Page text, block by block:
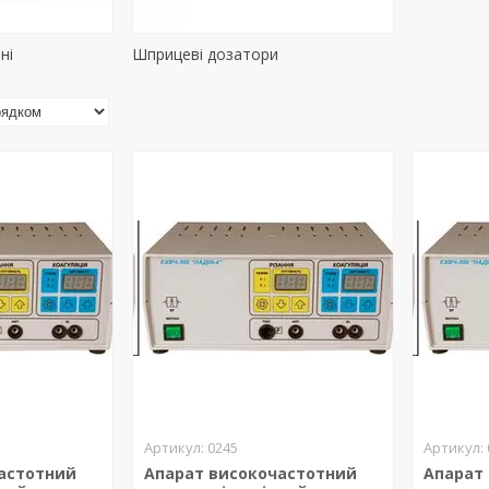
Шприцеві дозатори
0245
Апарат високочастотний
Апарат